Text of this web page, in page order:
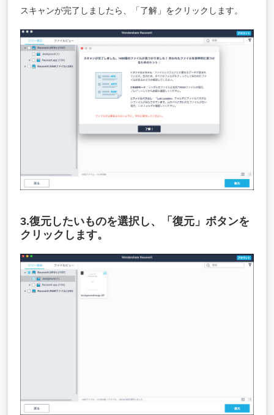
スキャンが完了しましたら、「了解」をクリックします。
3.復元したいものを選択し、「復元」ボタンを
クリックします。